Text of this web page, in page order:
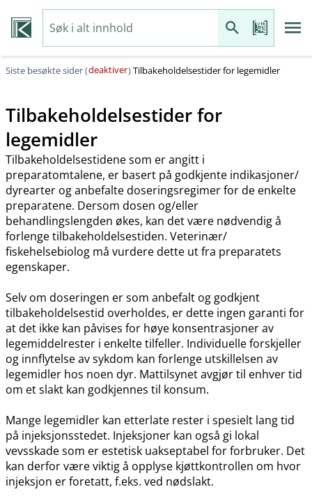
Siste besøkte sider (deaktiver)Tilbakeholdelsestider for legemidler
Tilbakeholdelsestider for
legemidler
Tilbakeholdelsestidene som er angitt i
preparatomtalene, er basert på godkjente indikasjoner​/​
dyrearter og anbefalte doseringsregimer for de enkelte
preparatene. Dersom dosen og​/​eller
behandlingslengden økes, kan det være nødvendig å
forlenge tilbakeholdelsestiden. Veterinær​/​
fiskehelsebiolog må vurdere dette ut fra preparatets
egenskaper.
Selv om doseringen er som anbefalt og godkjent
tilbakeholdelsestid overholdes, er dette ingen garanti for
at det ikke kan påvises for høye konsentrasjoner av
legemiddelrester i enkelte tilfeller. Individuelle forskjeller
og innflytelse av sykdom kan forlenge utskillelsen av
legemidler hos noen dyr. Mattilsynet avgjør til enhver tid
om et slakt kan godkjennes til konsum.
Mange legemidler kan etterlate rester i spesielt lang tid
på injeksjonsstedet. Injeksjoner kan også gi lokal
vevsskade som er estetisk uakseptabel for forbruker. Det
kan derfor være viktig å opplyse kjøttkontrollen om hvor
injeksjon er foretatt, f.eks. ved nødslakt.